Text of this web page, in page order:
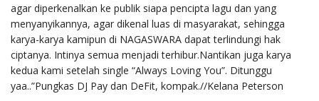
agar diperkenalkan ke publik siapa pencipta lagu dan yang
menyanyikannya, agar dikenal luas di masyarakat, sehingga
karya-karya kamipun di NAGASWARA dapat terlindungi hak
ciptanya. Intinya semua menjadi terhibur.Nantikan juga karya
kedua kami setelah single “Always Loving You”. Ditunggu
yaa..”Pungkas DJ Pay dan DeFit, kompak.//Kelana Peterson